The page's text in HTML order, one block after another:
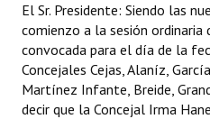
Proyectos Presentados
Dictámenes Asesoría Letrada
Actas de Sesión
El Sr. Presidente: Siendo las
comienzo a la sesión ordinaria
convocada para el día de la
Concejales Cejas, Alaníz,
Martínez Infante, Breide,
decir que la Concejal Irma